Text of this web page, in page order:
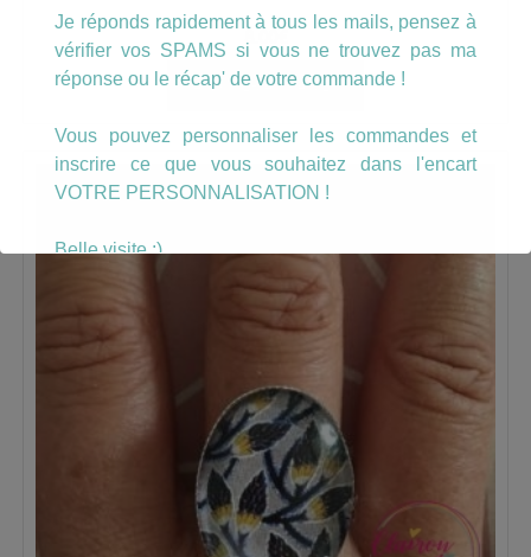
AJOUTER AU PANIER
Je réponds rapidement à tous les mails, pensez à
vérifier vos SPAMS si vous ne trouvez pas ma
réponse ou le récap' de votre commande !
Vous pouvez personnaliser les commandes et
inscrire ce que vous souhaitez dans l'encart
VOTRE PERSONNALISATION !
Belle visite :)